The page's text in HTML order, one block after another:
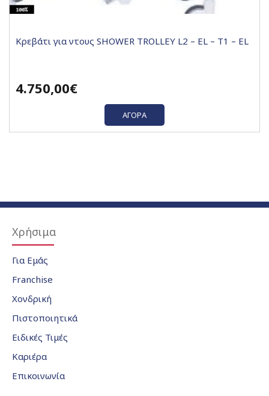
Κρεβάτι για ντους SHOWER TROLLEY L2 – EL – T1 – EL
4.750,00€
ΑΓΟΡΆ
Χρήσιμα
Για Εμάς
Franchise
Χονδρική
Πιστοποιητικά
Ειδικές Τιμές
Καριέρα
Επικοινωνία